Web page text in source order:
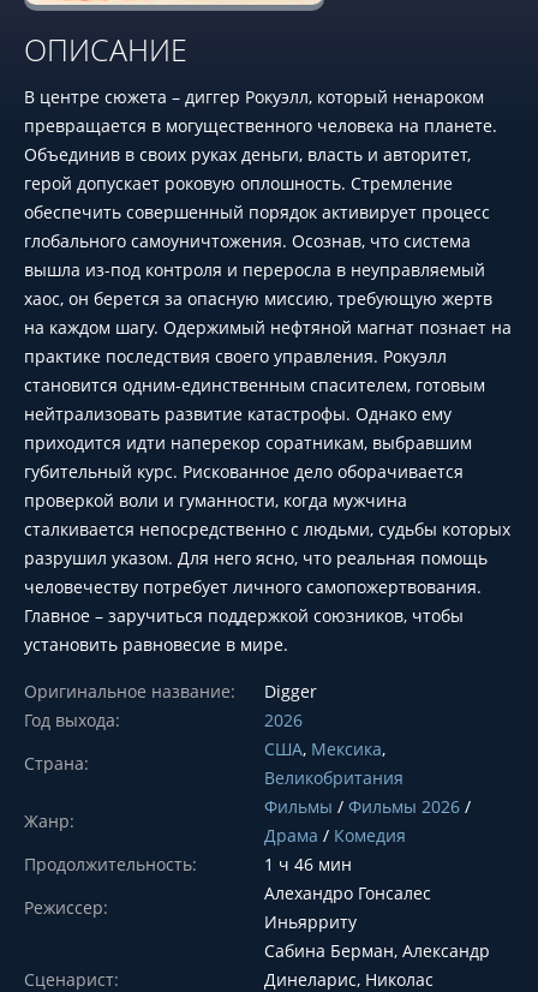
ОПИСАНИЕ
В центре сюжета – диггер Рокуэлл, который ненароком
превращается в могущественного человека на планете.
Объединив в своих руках деньги, власть и авторитет,
герой допускает роковую оплошность. Стремление
обеспечить совершенный порядок активирует процесс
глобального самоуничтожения. Осознав, что система
вышла из-под контроля и переросла в неуправляемый
хаос, он берется за опасную миссию, требующую жертв
на каждом шагу. Одержимый нефтяной магнат познает на
практике последствия своего управления. Рокуэлл
становится одним-единственным спасителем, готовым
нейтрализовать развитие катастрофы. Однако ему
приходится идти наперекор соратникам, выбравшим
губительный курс. Рискованное дело оборачивается
проверкой воли и гуманности, когда мужчина
сталкивается непосредственно с людьми, судьбы которых
разрушил указом. Для него ясно, что реальная помощь
человечеству потребует личного самопожертвования.
Главное – заручиться поддержкой союзников, чтобы
установить равновесие в мире.
Оригинальное название:
Digger
Год выхода:
2026
Страна:
США, Мексика,
Великобритания
Жанр:
Фильмы / Фильмы 2026 /
Драма / Комедия
Продолжительность:
1 ч 46 мин
Режиссер:
Алехандро Гонсалес
Иньярриту
Сценарист:
Сабина Берман, Александр
Динеларис, Николас